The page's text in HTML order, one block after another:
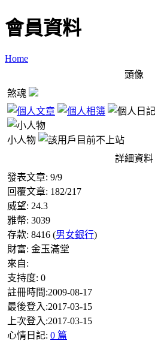
會員資料
Home
頭像
煞魂
小人物
詳細資料
發表文章: 9/9
回覆文章: 182/217
威望: 24.3
雅幣: 3039
存款: 8416 (男女銀行)
財富: 金玉滿堂
來自:
支持度: 0
註冊時間:2009-08-17
最後登入:2017-03-15
上次登入:2017-03-15
心情日記: 0 篇